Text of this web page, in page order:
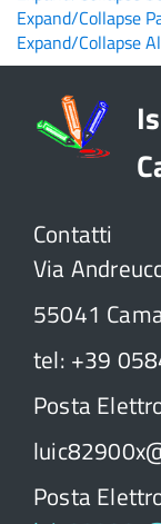
Expand/Collapse
Expand/Collapse
Contatti
Via
55041
tel: +39
Posta
Posta